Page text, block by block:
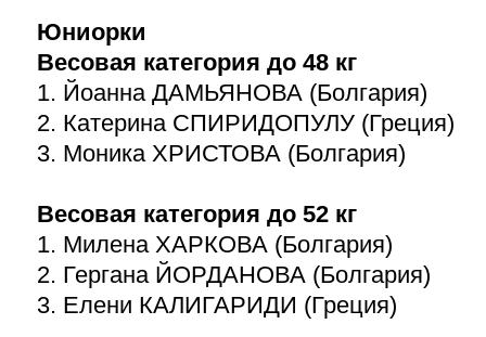
Юниорки
Весовая категория до 48 кг
1. Йоанна ДАМЬЯНОВА (Болгария)
2. Катерина СПИРИДОПУЛУ (Греция)
3. Моника ХРИСТОВА (Болгария)
Весовая категория до 52 кг
1. Милена ХАРКОВА (Болгария)
2. Гергана ЙОРДАНОВА (Болгария)
3. Елени КАЛИГАРИДИ (Греция)